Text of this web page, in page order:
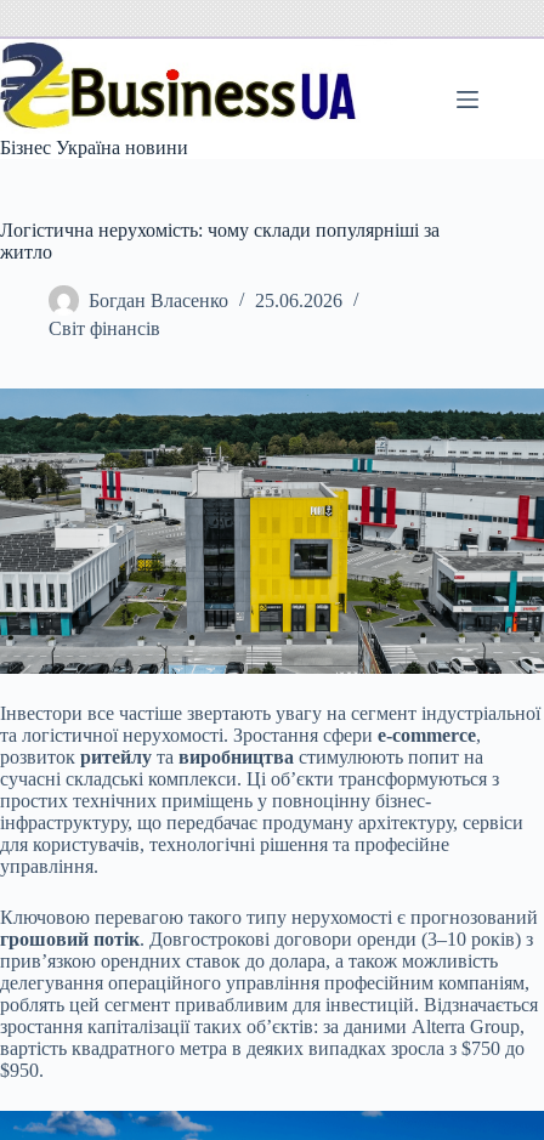
вмісту
Бізнес Україна новини
Логістична нерухомість: чому склади популярніші за
житло
Богдан Власенко
25.06.2026
Світ фінансів
Інвестори все частіше звертають увагу на сегмент індустріальної
та логістичної нерухомості. Зростання сфери e-commerce,
розвиток ритейлу та виробництва стимулюють попит на
сучасні складські комплекси. Ці об’єкти трансформуються з
простих технічних приміщень у повноцінну бізнес-
інфраструктуру, що передбачає продуману архітектуру, сервіси
для користувачів, технологічні рішення та професійне
управління.
Ключовою перевагою такого типу нерухомості є прогнозований
грошовий потік. Довгострокові договори оренди (3–10 років) з
прив’язкою орендних ставок до долара, а також можливість
делегування операційного управління професійним компаніям,
роблять цей сегмент привабливим для інвестицій. Відзначається
зростання капіталізації таких об’єктів: за даними Alterra Group,
вартість квадратного метра в деяких випадках зросла з $750 до
$950.